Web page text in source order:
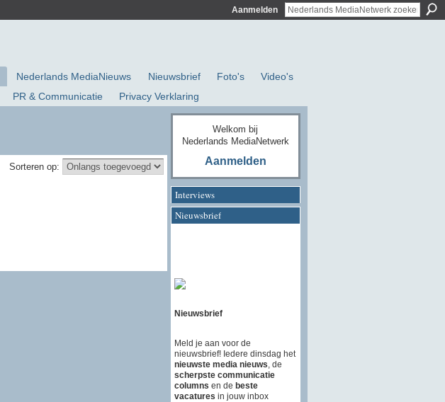
Aanmelden
Nederlands MediaNieuws Nieuwsbrief Foto's
Video's
PR & Communicatie Privacy Verklaring
Sorteren op:
Welkom bij
Nederlands MediaNetwerk
Aanmelden
Interviews
Nieuwsbrief
Nieuwsbrief
Meld je aan voor de
nieuwsbrief! Iedere dinsdag het
nieuwste media nieuws , de
scherpste communicatie
columns en de beste
vacatures in jouw inbox